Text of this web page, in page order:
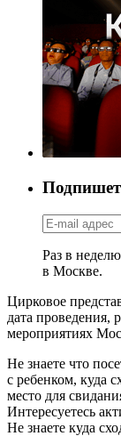
Раз в
в Москве.
Цирковое
дата
мероприятиях
Не знаете что
с ребенком, куда
место для
Интересуетесь
Не знаете куда